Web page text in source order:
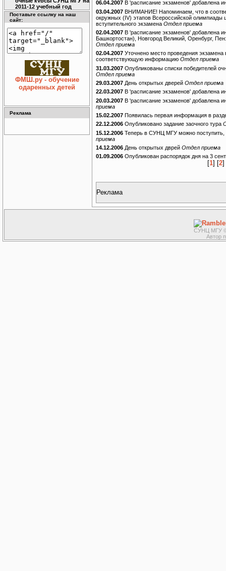
2011-12 учебный год
Поставьте ссылку на наш
сайт:
ФМШ.ру - обучение
одаренных детей
Реклама
06.04.2007 В 'расписание экзаменов' добавлена
03.04.2007 ВНИМАНИЕ! Напоминаем, что в
окружных (IV) этапов Всероссийской
вступительного экзамена Отдел приема
02.04.2007 В 'расписание экзаменов' добавлена
Башкортостан), Новгород Великий, Оренбург,
Отдел приема
02.04.2007 Уточнено место проведения
соответствующую информацию Отдел приема
31.03.2007 Опубликованы списки победителей
Отдел приема
29.03.2007 День открытых дверей Отдел приема
22.03.2007 В 'расписание экзаменов' добавлена
20.03.2007 В 'расписание экзаменов' добавлена
приема
15.02.2007 Появилась первая информация в
22.12.2006 Опубликовано задание заочного тура
15.12.2006 Теперь в СУНЦ МГУ можно поступить,
приема
14.12.2006 День открытых дврей Отдел приема
01.09.2006 Опубликован распорядок дня на 3
[1] [2]
Реклама
СУНЦ МГУ ©
Автор